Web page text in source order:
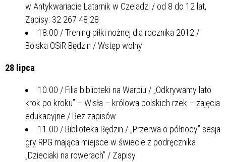
w Antykwariacie Latarnik w Czeladzi / od 8 do 12 lat,
Zapisy: 32 267 48 28
18.00 / Trening piłki nożnej dla rocznika 2012 /
Boiska OSiR Będzin / Wstęp wolny
28 lipca
10.00 / Filia biblioteki na Warpiu / „Odkrywamy lato
krok po kroku” – Wisła – królowa polskich rzek – zajęcia
edukacyjne / Bez zapisów
11.00 / Biblioteka Będzin / „Przerwa o północy” sesja
gry RPG mająca miejsce w świecie z podręcznika
„Dzieciaki na rowerach” / Zapisy